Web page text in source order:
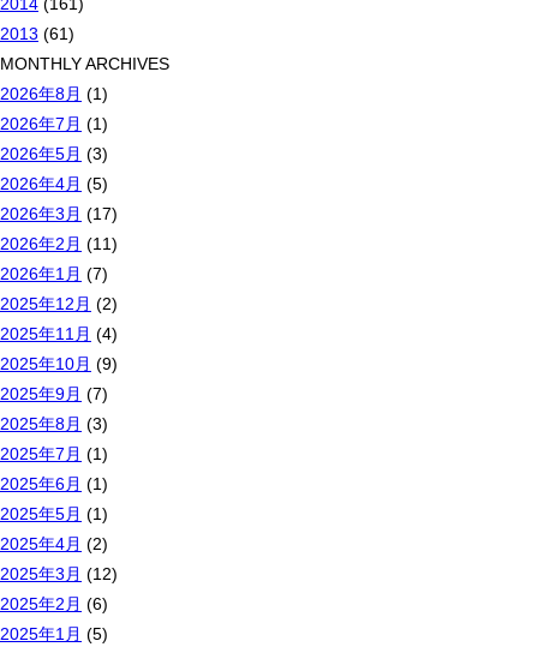
2013 (61)
MONTHLY ARCHIVES
2026年8月 (1)
2026年7月 (1)
2026年5月 (3)
2026年4月 (5)
2026年3月 (17)
2026年2月 (11)
2026年1月 (7)
2025年12月 (2)
2025年11月 (4)
2025年10月 (9)
2025年9月 (7)
2025年8月 (3)
2025年7月 (1)
2025年6月 (1)
2025年5月 (1)
2025年4月 (2)
2025年3月 (12)
2025年2月 (6)
2025年1月 (5)